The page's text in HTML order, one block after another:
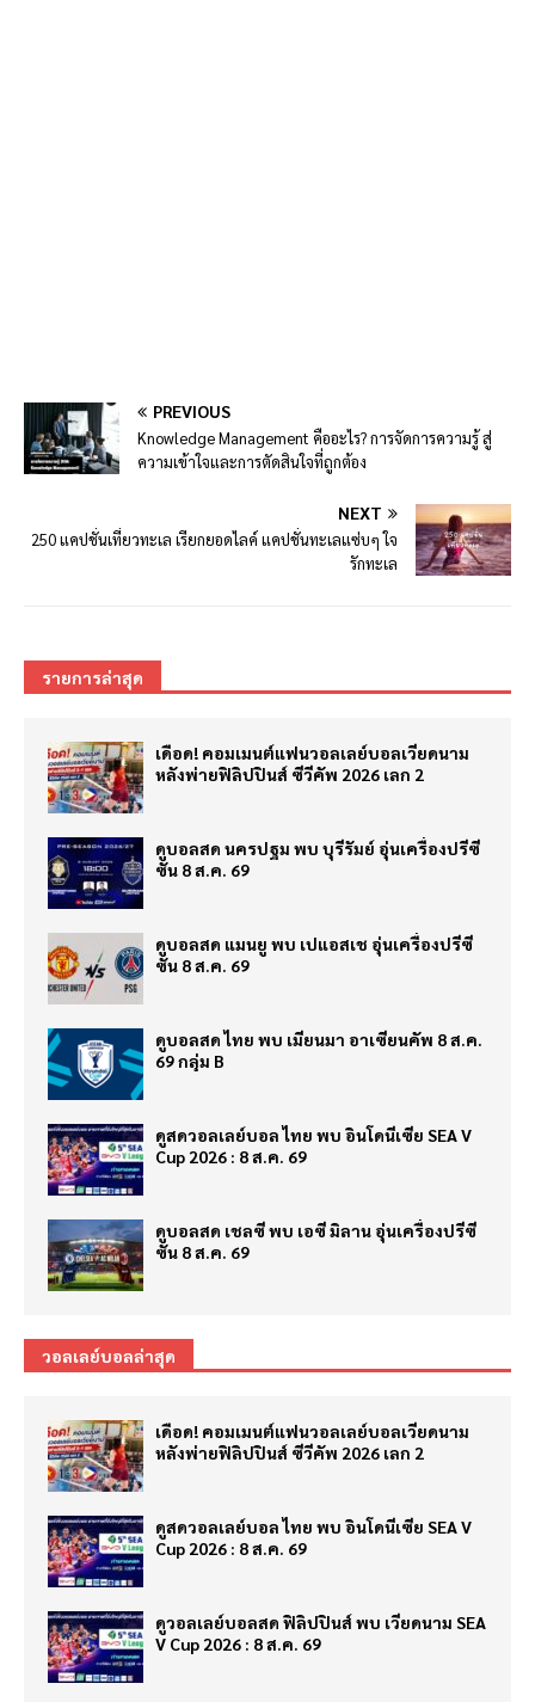
PREVIOUS
Knowledge Management คืออะไร? การจัดการความรู้ สู่
ความเข้าใจและการตัดสินใจที่ถูกต้อง
NEXT
250 แคปชั่นเที่ยวทะเล เรียกยอดไลค์ แคปชั่นทะเลแซ่บๆ ใจ
รักทะเล
รายการล่าสุด
เดือด! คอมเมนต์แฟนวอลเลย์บอลเวียดนาม
หลังพ่ายฟิลิปปินส์ ซีวีคัพ 2026 เลก 2
ดูบอลสด นครปฐม พบ บุรีรัมย์ อุ่นเครื่องปรีซี
ซั่น 8 ส.ค. 69
ดูบอลสด แมนยู พบ เปแอสเช อุ่นเครื่องปรีซี
ซั่น 8 ส.ค. 69
ดูบอลสด ไทย พบ เมียนมา อาเซียนคัพ 8 ส.ค.
69 กลุ่ม B
ดูสดวอลเลย์บอล ไทย พบ อินโดนีเซีย SEA V
Cup 2026 : 8 ส.ค. 69
ดูบอลสด เชลซี พบ เอซี มิลาน อุ่นเครื่องปรีซี
ซั่น 8 ส.ค. 69
วอลเลย์บอลล่าสุด
เดือด! คอมเมนต์แฟนวอลเลย์บอลเวียดนาม
หลังพ่ายฟิลิปปินส์ ซีวีคัพ 2026 เลก 2
ดูสดวอลเลย์บอล ไทย พบ อินโดนีเซีย SEA V
Cup 2026 : 8 ส.ค. 69
ดูวอลเลย์บอลสด ฟิลิปปินส์ พบ เวียดนาม SEA
V Cup 2026 : 8 ส.ค. 69